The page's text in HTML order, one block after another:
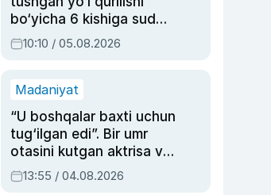
bo‘yicha 6 kishiga sud
hukmi o‘qildi
10:10 / 05.08.2026
Madaniyat
“U boshqalar baxti uchun
tug‘ilgan edi”. Bir umr
otasini kutgan aktrisa va
dublyaj ustasi Rimma
Ahmedovaning
13:55 / 04.08.2026